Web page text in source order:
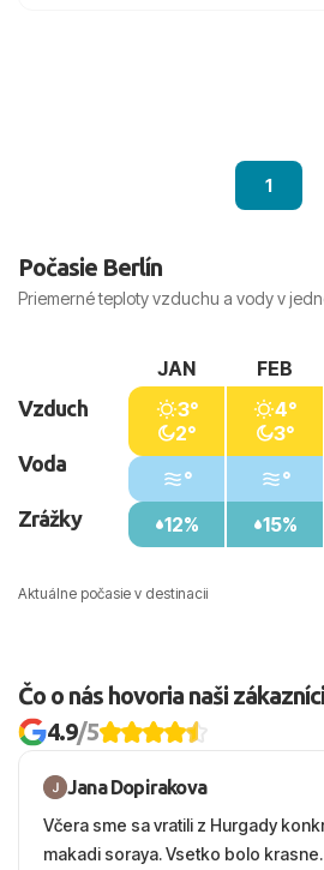
1
Počasie Berlín
Priemerné teploty vzduchu a vody v
Aktuálne počasie v destinacii
Vzduch
Voda
Zrážky
JAN
3°
2°
°
12%
FEB
4°
3°
°
15%
Čo o nás hovoria naši zákazníci
4.9/5
Jana Dopirakova
Včera sme sa vratili z Hurgady
makadi soraya. Vsetko bolo